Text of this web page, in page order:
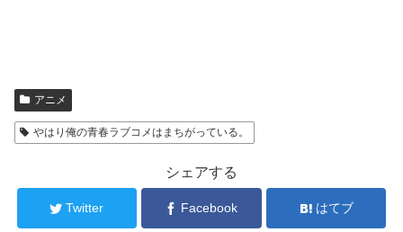
アニメ
やはり俺の青春ラブコメはまちがっている。
シェアする
Twitter Facebook はてブ